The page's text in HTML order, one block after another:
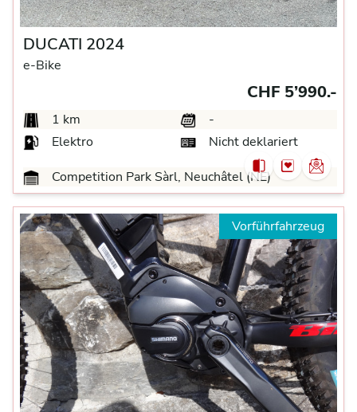
DUCATI 2024
e-Bike
CHF 5’990.-
1 km
-
Elektro
Nicht deklariert
Competition Park Sàrl, Neuchâtel (NE)
Vorführfahrzeug